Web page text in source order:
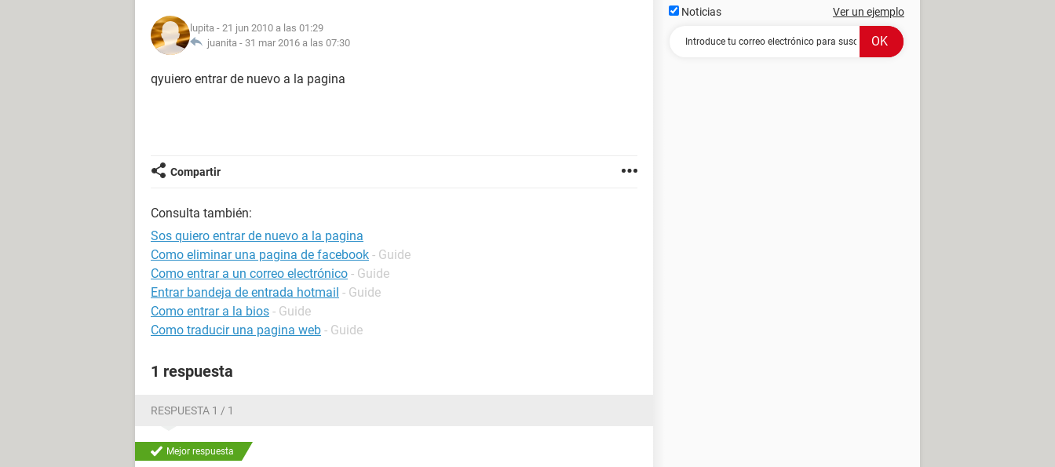
lupita - 21 jun 2010 a las 01:29
juanita - 31 mar 2016 a las 07:30
qyuiero entrar de nuevo a la pagina
Compartir
Consulta también:
Sos quiero entrar de nuevo a la pagina
Como eliminar una pagina de facebook - Guide
Como entrar a un correo electrónico - Guide
Entrar bandeja de entrada hotmail - Guide
Como entrar a la bios - Guide
Como traducir una pagina web - Guide
1 respuesta
RESPUESTA 1 / 1
Mejor respuesta
Noticias Ver un ejemplo